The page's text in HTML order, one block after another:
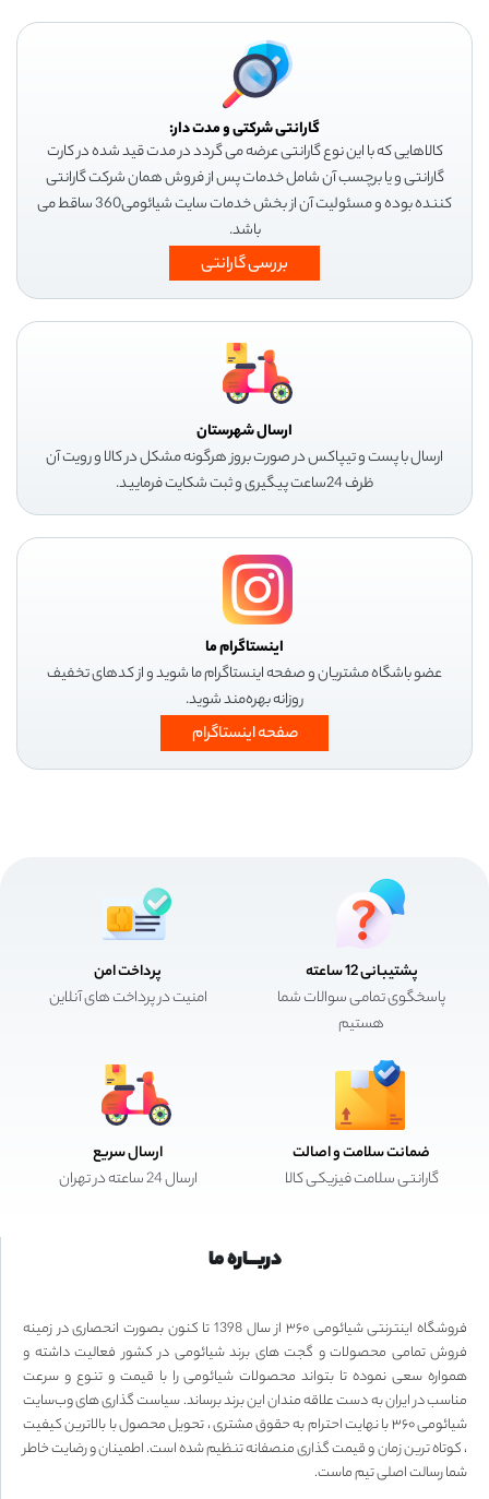
گارانتی شرکتی و مدت دار:
کالاهایی که با این نوع گارانتی عرضه می گردد در مدت قید شده در کارت
گارانتی و یا برچسب آن شامل خدمات پس از فروش همان شرکت گارانتی
کننده بوده و مسئولیت آن از بخش خدمات سایت شیائومی360 ساقط می
باشد.
بررسی گارانتی
ارسال شهرستان
ارسال با پست و تیپاکس در صورت بروز هرگونه مشکل در کالا و رویت آن
ظرف 24ساعت پیگیری و ثبت شکایت فرمایید.
اینستاگرام ما
عضو باشگاه مشتریان و صفحه اینستاگرام ما شوید و از کدهای تخفیف
روزانه بهره‌مند شوید.
صفحه اینستاگرام
پشتیبانی 12 ساعته
پاسخگوی تمامی سوالات شما
هستیم
پرداخت امن
امنیت در پرداخت های آنلاین
ضمانت سلامت و اصالت
گارانتی سلامت فیزیکی کالا
ارسال سریع
ارسال 24 ساعته در تهران
دربـــاره ما
فروشگاه اینترنتی شیائومی ۳۶۰ از سال 1398 تا کنون بصورت انحصاری در زمینه
فروش تمامی محصولات و گجت های برند شیائومی در کشور فعالیت داشته و
همواره سعی نموده تا بتواند محصولات شیائومی را با قیمت و تنوع و سرعت
مناسب در ایران به دست علاقه مندان این برند برساند. سیاست گذاری های وب‌سایت
شیائومی ۳۶۰ با نهایت احترام به حقوق مشتری ، تحویل محصول با بالاترین کیفیت
، کوتاه ترین زمان و قیمت گذاری منصفانه تنظیم شده است. اطمینان و رضایت خاطر
شما رسالت اصلی تیم ماست.